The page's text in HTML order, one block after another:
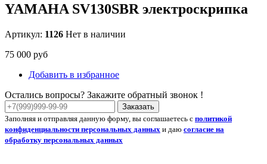
YAMAHA SV130SBR электроскрипка
Артикул: 1126 Нет в наличии
75 000 руб
Добавить в избранное
Остались вопросы? Закажите обратный звонок !
Заказать
Заполняя и отправляя данную форму, вы соглашаетесь с политикой
конфиденциальности персональных данных и даю согласие на
обработку персональных данных